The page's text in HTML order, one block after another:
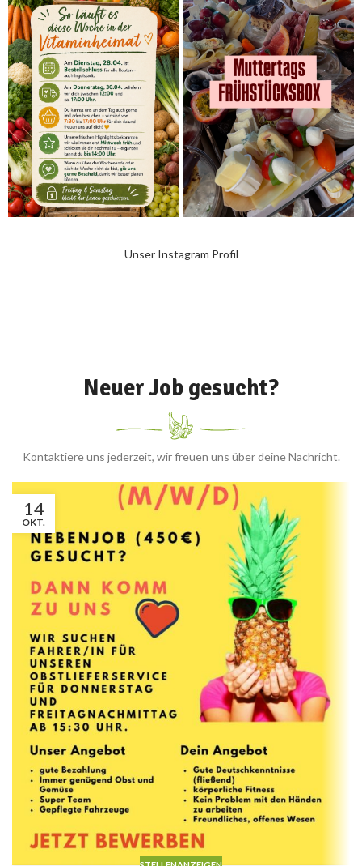
du unsere Kisten Der Frühling bringt nicht nur wärmeres
Wetter, sondern ...
WEITERLESEN
01
APR.
und deutschlandweit
Manuel Schlickenrieder
Osterbrunch mit Vitaminheimat: Ideen mit Obst &
Gemüse – regional und deutschlandweit Ostern steht
WEITERLESEN
MÄRZ
REZEPTE
Meal Prep mit der Wochenkiste:
Einmal bestellen – drei Gerichte für
Familie & Büro
Manuel Schlickenrieder